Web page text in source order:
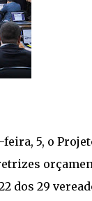
5, o
dos 29